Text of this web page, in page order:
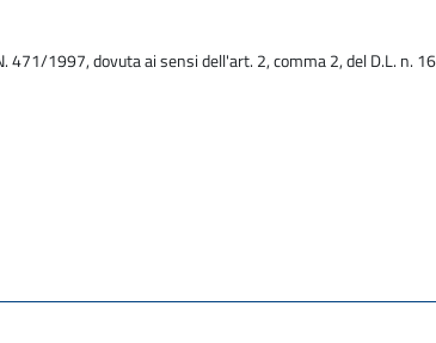
471/1997, dovuta ai sensi dell'art. 2, comma 2, del D.L. n.